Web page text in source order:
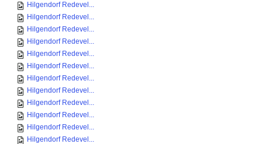
Hilgendorf Redevel...
Hilgendorf Redevel...
Hilgendorf Redevel...
Hilgendorf Redevel...
Hilgendorf Redevel...
Hilgendorf Redevel...
Hilgendorf Redevel...
Hilgendorf Redevel...
Hilgendorf Redevel...
Hilgendorf Redevel...
Hilgendorf Redevel...
Hilgendorf Redevel...